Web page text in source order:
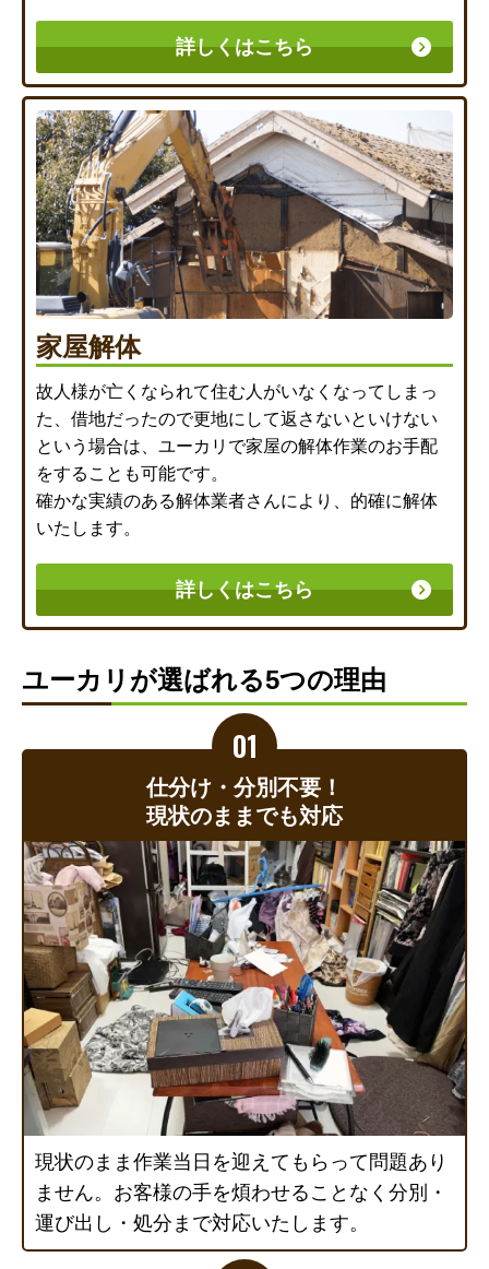
詳しくはこちら
家屋解体
故人様が亡くなられて住む人がいなくなってしまっ
た、借地だったので更地にして返さないといけない
という場合は、ユーカリで家屋の解体作業のお手配
をすることも可能です。
確かな実績のある解体業者さんにより、的確に解体
いたします。
詳しくはこちら
ユーカリが選ばれる5つの理由
仕分け・分別不要！
現状のままでも対応
現状のまま作業当日を迎えてもらって問題あり
ません。お客様の手を煩わせることなく分別・
運び出し・処分まで対応いたします。